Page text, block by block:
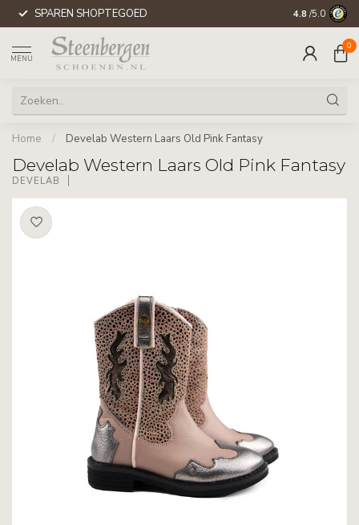
SPAREN SHOPTEGOED 4.8 /5.0
MENU
0
Home / Develab Western Laars Old Pink Fantasy
Develab Western Laars Old Pink Fantasy
DEVELAB